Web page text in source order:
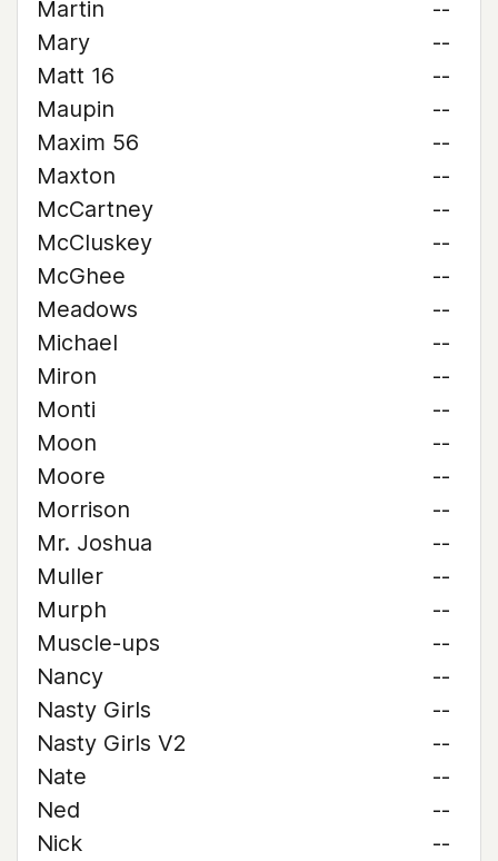
Martin
--
Mary
--
Matt 16
--
Maupin
--
Maxim 56
--
Maxton
--
McCartney
--
McCluskey
--
McGhee
--
Meadows
--
Michael
--
Miron
--
Monti
--
Moon
--
Moore
--
Morrison
--
Mr. Joshua
--
Muller
--
Murph
--
Muscle-ups
--
Nancy
--
Nasty Girls
--
Nasty Girls V2
--
Nate
--
Ned
--
Nick
--